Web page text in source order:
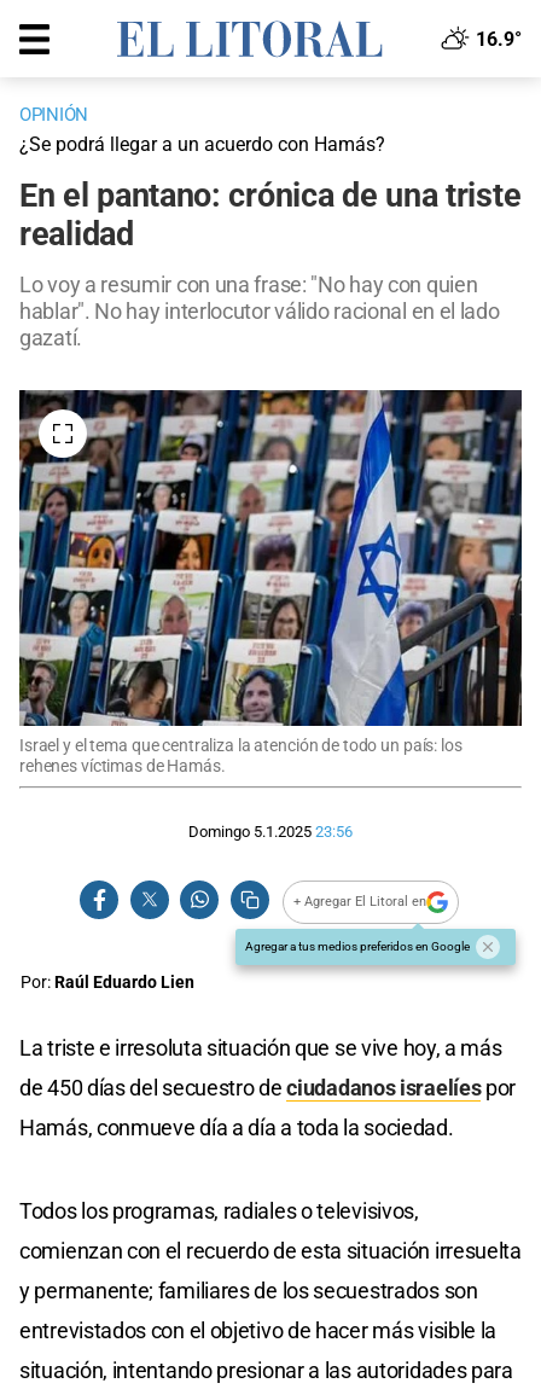
16.9°
OPINIÓN
¿Se podrá llegar a un acuerdo con Hamás?
En el pantano: crónica de una triste
realidad
Lo voy a resumir con una frase: "No hay con quien
hablar". No hay interlocutor válido racional en el lado
gazatí.
Israel y el tema que centraliza la atención de todo un país: los
rehenes víctimas de Hamás.
Domingo 5.1.2025 23:56
+ Agregar El Litoral en
Agregar a tus medios preferidos en Google
Por:Raúl Eduardo Lien
La triste e irresoluta situación que se vive hoy, a más
de 450 días del secuestro deciudadanos israelíespor
Hamás, conmueve día a día a toda la sociedad.
Todos los programas, radiales o televisivos,
comienzan con el recuerdo de esta situación irresuelta
y permanente; familiares de los secuestrados son
entrevistados con el objetivo de hacer más visible la
situación, intentando presionar a las autoridades para